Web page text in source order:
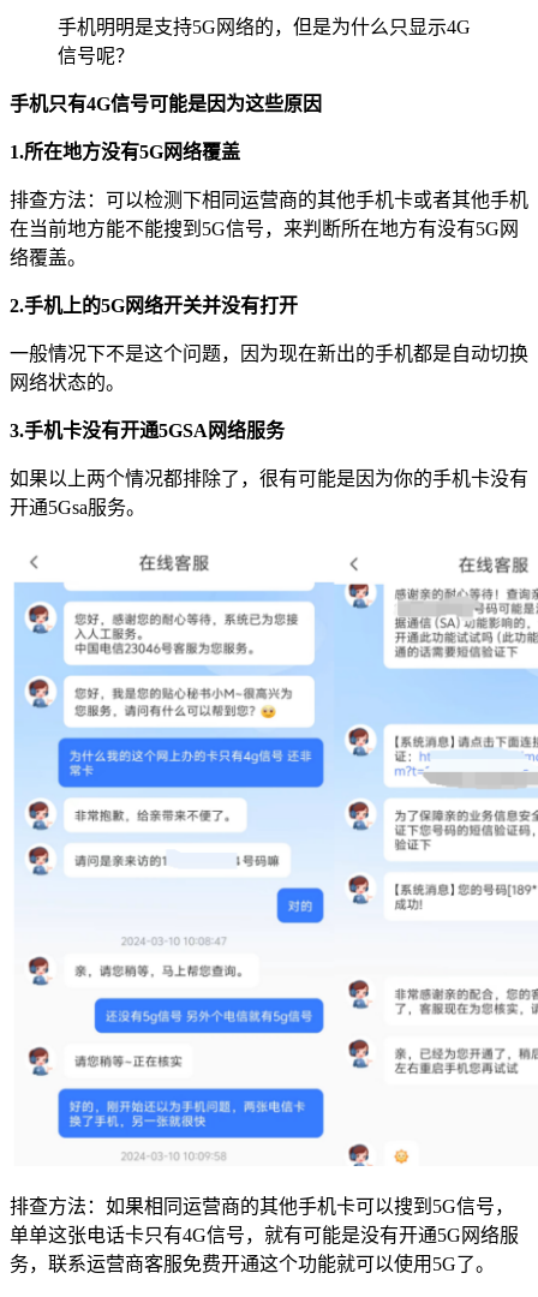
手机明明是支持5G网络的，但是为什么只显示4G
信号呢？
手机只有4G信号可能是因为这些原因
1.所在地方没有5G网络覆盖
排查方法：可以检测下相同运营商的其他手机卡或者其他手机
在当前地方能不能搜到5G信号，来判断所在地方有没有5G网
络覆盖。
2.手机上的5G网络开关并没有打开
一般情况下不是这个问题，因为现在新出的手机都是自动切换
网络状态的。
3.手机卡没有开通5GSA网络服务
如果以上两个情况都排除了，很有可能是因为你的手机卡没有
开通5Gsa服务。
排查方法：如果相同运营商的其他手机卡可以搜到5G信号，
单单这张电话卡只有4G信号，就有可能是没有开通5G网络服
务，联系运营商客服免费开通这个功能就可以使用5G了。